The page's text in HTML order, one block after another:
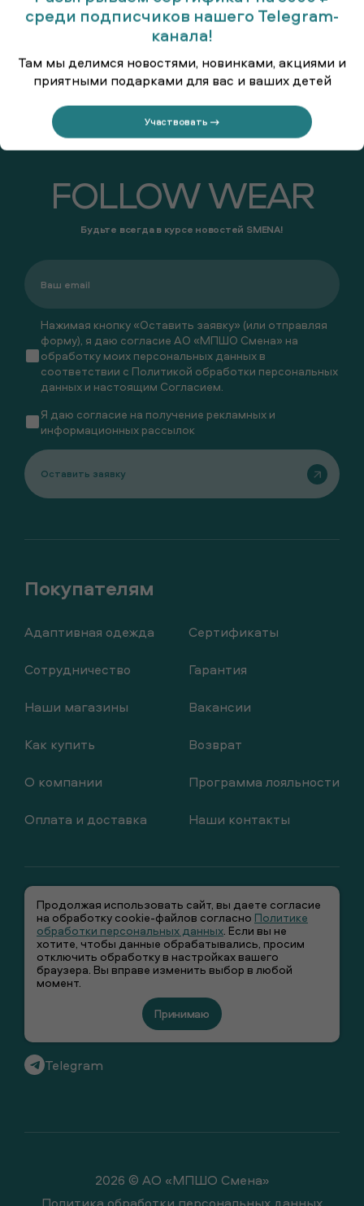
Адаптивная одежда
Сотрудничество
Наши магазины
Как купить
О компании
Оплата и доставка
Сертификаты
Гарантия
Вакансии
Возврат
Программа лояльности
Наши контакты
+7 (495) 66-00-106
info@smenawear.ru
Telegram
FOLLOW WEAR
Будьте всегда в курсе новостей SMENA!
Нажимая кнопку «Оставить заявку» (или отправляя
форму), я даю согласие АО «МПШО Смена» на
обработку моих персональных данных в
соответствии с Политикой обработки персональных
данных и настоящим Согласием.
Я даю согласие на получение рекламных и
информационных рассылок
Оставить заявку
2026 © АО «МПШО Смена»
среди подписчиков нашего Telegram-
канала!
Там мы делимся новостями, новинками, акциями и
приятными подарками для вас и ваших детей
Участвовать →
Продолжая использовать сайт, вы даете согласие
на обработку cookie-файлов согласно Политике
обработки персональных данных. Если вы не
хотите, чтобы данные обрабатывались, просим
отключить обработку в настройках вашего
браузера. Вы вправе изменить выбор в любой
момент.
Принимаю